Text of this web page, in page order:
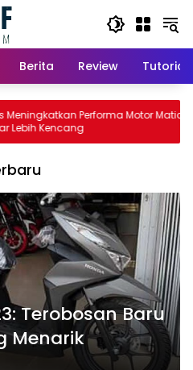
Berita Review Tutorial
Performa Motor Matic
Kencang
Terobosan Baru
Menarik